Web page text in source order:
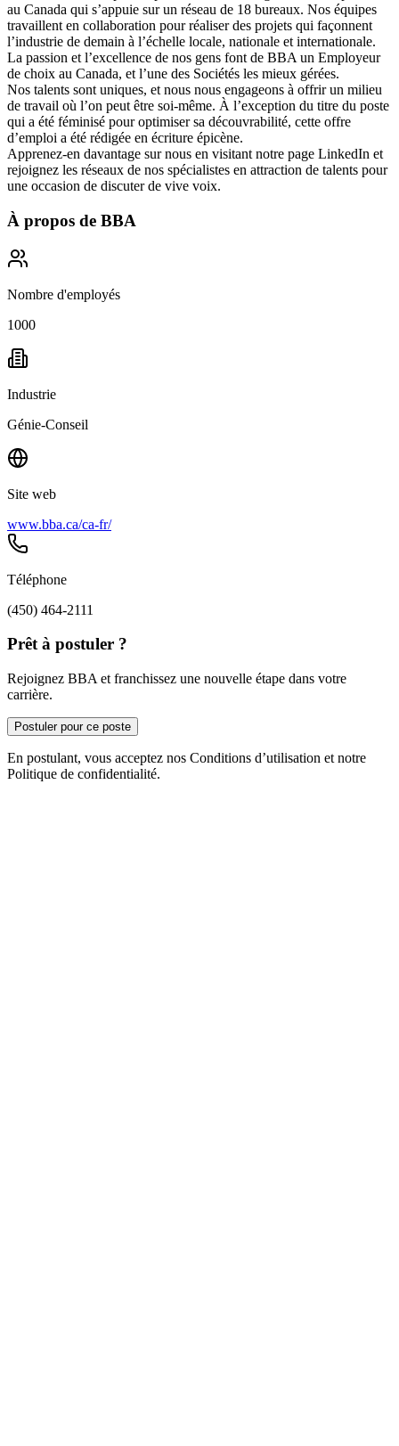
au Canada qui s’appuie sur un réseau de 18 bureaux. Nos équipes
travaillent en collaboration pour réaliser des projets qui façonnent
l’industrie de demain à l’échelle locale, nationale et internationale.
La passion et l’excellence de nos gens font de BBA un Employeur
de choix au Canada, et l’une des Sociétés les mieux gérées.
Nos talents sont uniques, et nous nous engageons à offrirun milieu
de travail où l’on peut être soi-même. À l’exception du titre du poste
qui a été féminisé pour optimiser sa découvrabilité, cette offre
d’emploi a été rédigée en écriture épicène.
Apprenez-en davantage sur nous en visitant notre page LinkedIn et
rejoignez les réseaux de nos spécialistes en attraction de talents pour
une occasion de discuter de vive voix.
À propos de BBA
Nombre d'employés
1000
Industrie
Génie-Conseil
Site web
www.bba.ca/ca-fr/
Téléphone
(450) 464-2111
Prêt à postuler ?
Rejoignez BBA et franchissez une nouvelle étape dans votre
carrière.
Postuler pour ce poste
En postulant, vous acceptez nos Conditions d’utilisation et notre
Politique de confidentialité.